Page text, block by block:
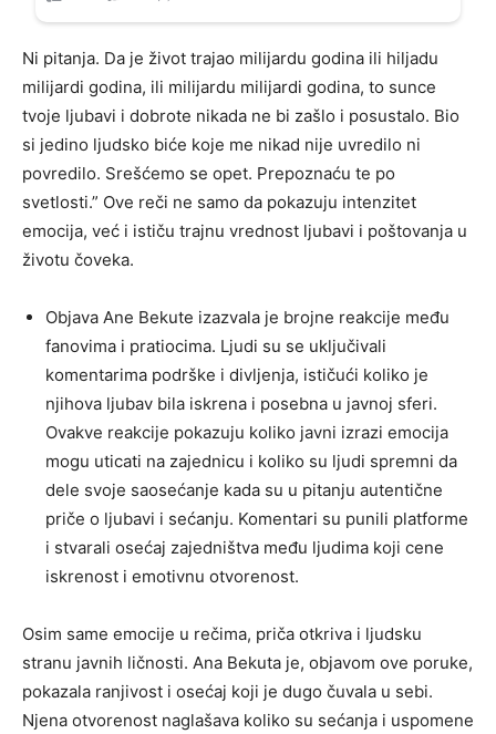
Ni pitanja. Da je život trajao milijardu godina ili hiljadu
milijardi godina, ili milijardu milijardi godina, to sunce
tvoje ljubavi i dobrote nikada ne bi zašlo i posustalo. Bio
si jedino ljudsko biće koje me nikad nije uvredilo ni
povredilo. Srešćemo se opet. Prepoznaću te po
svetlosti.” Ove reči ne samo da pokazuju intenzitet
emocija, već i ističu trajnu vrednost ljubavi i poštovanja u
životu čoveka.
Objava Ane Bekute izazvala je brojne reakcije među
fanovima i pratiocima. Ljudi su se uključivali
komentarima podrške i divljenja, ističući koliko je
njihova ljubav bila iskrena i posebna u javnoj sferi.
Ovakve reakcije pokazuju koliko javni izrazi emocija
mogu uticati na zajednicu i koliko su ljudi spremni da
dele svoje saosećanje kada su u pitanju autentične
priče o ljubavi i sećanju. Komentari su punili platforme
i stvarali osećaj zajedništva među ljudima koji cene
iskrenost i emotivnu otvorenost.
Osim same emocije u rečima, priča otkriva i ljudsku
stranu javnih ličnosti. Ana Bekuta je, objavom ove poruke,
pokazala ranjivost i osećaj koji je dugo čuvala u sebi.
Njena otvorenost naglašava koliko su sećanja i uspomene